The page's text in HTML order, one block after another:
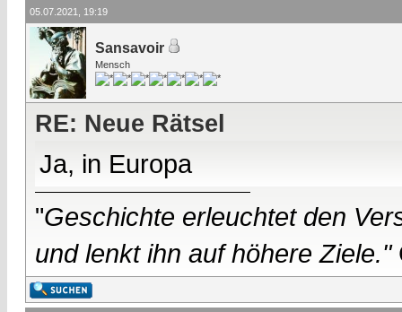
05.07.2021, 19:19
Sansavoir
Mensch
RE: Neue Rätsel
Ja, in Europa
"Geschichte erleuchtet den
und lenkt ihn auf höhere Ziele."